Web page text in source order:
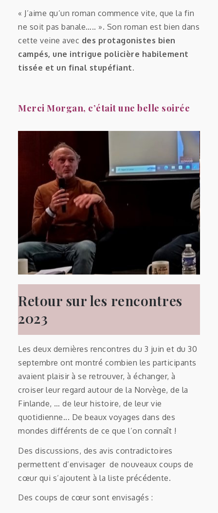
« J’aime qu’un roman commence vite, que la fin
ne soit pas banale….. ». Son roman est bien dans
cette veine avec des protagonistes bien
campés, une intrigue policière habilement
tissée et un final stupéfiant.
Merci Morgan, c’était une belle soirée
Retour sur les rencontres
2023
Les deux dernières rencontres du 3 juin et du 30
septembre ont montré combien les participants
avaient plaisir à se retrouver, à échanger, à
croiser leur regard autour de la Norvège, de la
Finlande, … de leur histoire, de leur vie
quotidienne... De beaux voyages dans des
mondes différents de ce que l’on connaît !
Des discussions, des avis contradictoires
permettent d’envisager de nouveaux coups de
cœur qui s’ajoutent à la liste précédente.
Des coups de cœur sont envisagés :